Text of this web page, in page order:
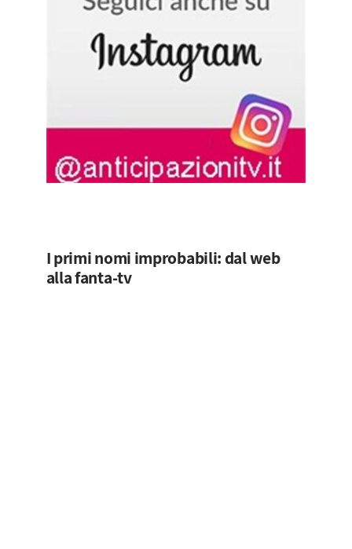
I primi nomi improbabili: dal web
alla fanta-tv